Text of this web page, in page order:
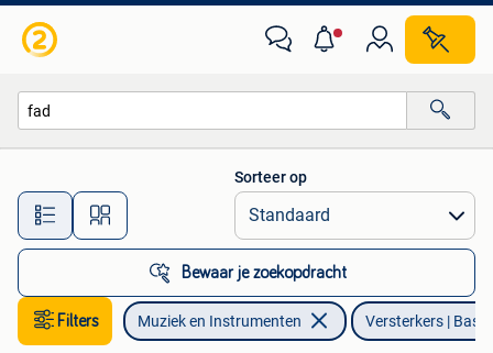
Alle afstanden…
Sorteer op
Bewaar je zoekopdracht
Filters Muziek en Instrumenten Versterkers | Bas